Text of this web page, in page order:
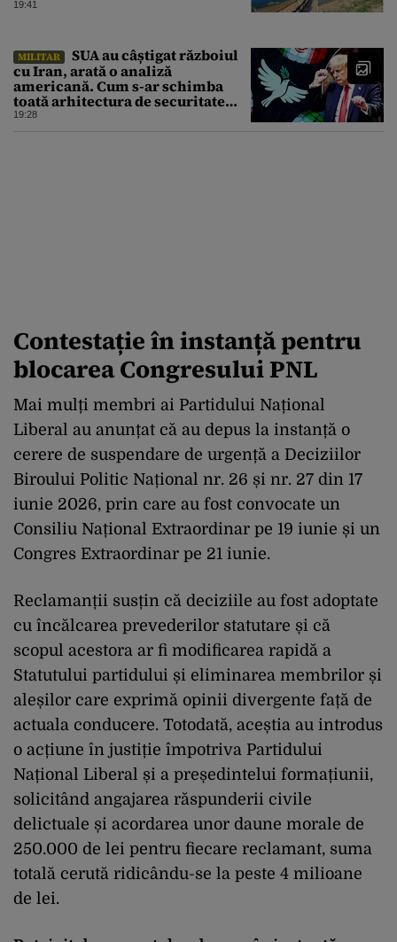
urmează
19:41
MILITAR
SUA au câștigat războiul
cu Iran, arată o analiză
americană. Cum s-ar schimba
toată arhitectura de securitate
din Orientul Mijlociu
19:28
Contestație în instanță pentru
blocarea Congresului PNL
Mai mulți membri ai Partidului Național
Liberal au anunțat că au depus la instanță o
cerere de suspendare de urgență a Deciziilor
Biroului Politic Național nr. 26 și nr. 27 din 17
iunie 2026, prin care au fost convocate un
Consiliu Național Extraordinar pe 19 iunie și un
Congres Extraordinar pe 21 iunie.
Reclamanții susțin că deciziile au fost adoptate
cu încălcarea prevederilor statutare și că
scopul acestora ar fi modificarea rapidă a
Statutului partidului și eliminarea membrilor și
aleșilor care exprimă opinii divergente față de
actuala conducere. Totodată, aceștia au introdus
o acțiune în justiție împotriva Partidului
Național Liberal și a președintelui formațiunii,
solicitând angajarea răspunderii civile
delictuale și acordarea unor daune morale de
250.000 de lei pentru fiecare reclamant, suma
totală cerută ridicându-se la peste 4 milioane
de lei.